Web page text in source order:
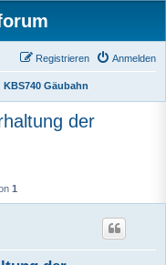
Anmelden
Registrieren
KBS740 Gäubahn
der
1